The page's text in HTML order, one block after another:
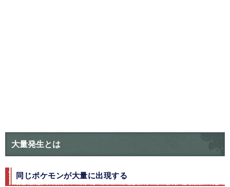
大量発生とは
同じポケモンが大量に出現する